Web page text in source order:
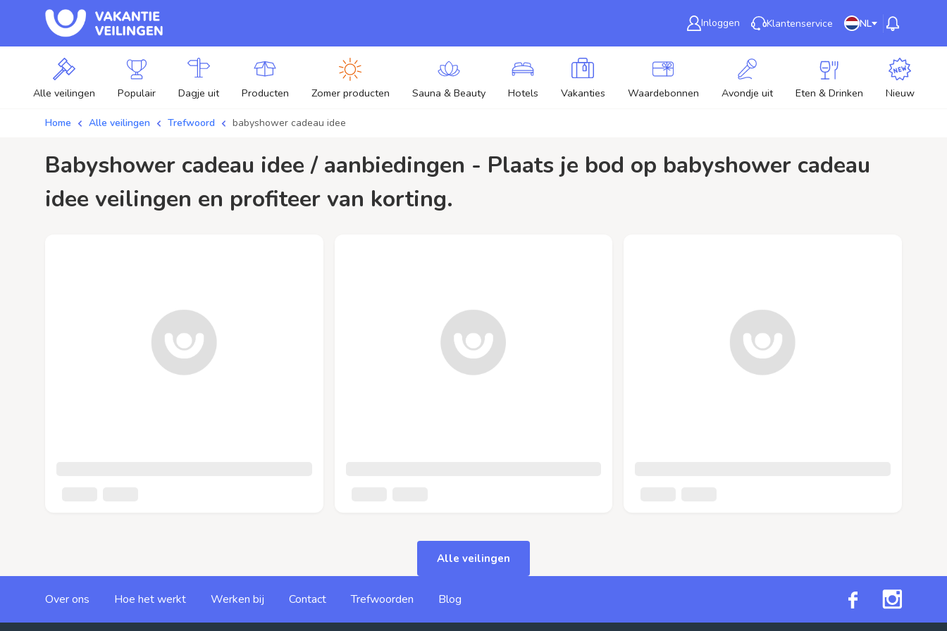
Inloggen Klantenservice NL
Alle veilingen Populair Dagje uit Producten Zomer producten Sauna & Beauty Hotels Vakanties Waardebonnen Avondje uit Eten & Drinken Nieuw
Home Alle veilingen Trefwoord babyshower cadeau idee
babyshower cadeau idee / aanbiedingen - Plaats je bod op babyshower cadeau
idee veilingen en profiteer van korting.
Alle veilingen
Over ons Hoe het werkt Werken bij Contact Trefwoorden Blog